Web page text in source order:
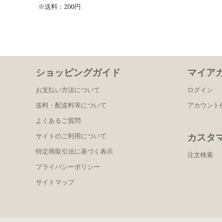
※送料：200円
ショッピングガイド
お支払い方法について
送料・配送料等について
よくあるご質問
サイトのご利用について
特定商取引法に基づく表示
プライバシーポリシー
サイトマップ
マイア
ログイン
アカウント
カスタ
注文検索